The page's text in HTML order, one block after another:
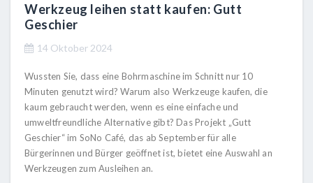
Werkzeug leihen statt kaufen: Gutt
Geschier
14 Oktober 2024
Wussten Sie, dass eine Bohrmaschine im Schnitt nur 10
Minuten genutzt wird? Warum also Werkzeuge kaufen, die
kaum gebraucht werden, wenn es eine einfache und
umweltfreundliche Alternative gibt? Das Projekt „Gutt
Geschier“ im SoNo Café, das ab September für alle
Bürgerinnen und Bürger geöffnet ist, bietet eine Auswahl an
Werkzeugen zum Ausleihen an.